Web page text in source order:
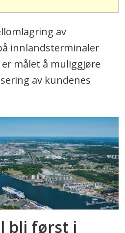
av
innlandsterminaler
målet å muliggjøre
av kundenes
bli først i